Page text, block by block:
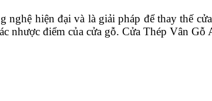
hiện đại và là giải pháp để thay thế
nhược điểm của cửa gỗ. Cửa Thép Vân Gỗ